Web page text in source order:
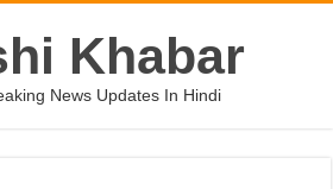
Khabar
News Updates In Hindi